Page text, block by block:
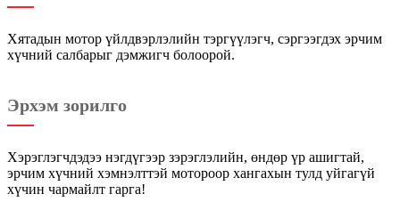
Хятадын мотор үйлдвэрлэлийн тэргүүлэгч, сэргээгдэх эрчим
хүчний салбарыг дэмжигч болоорой.
Эрхэм зорилго
Хэрэглэгчдэдээ нэгдүгээр зэрэглэлийн, өндөр үр ашигтай,
эрчим хүчний хэмнэлттэй мотороор хангахын тулд уйгагүй
хүчин чармайлт гарга!